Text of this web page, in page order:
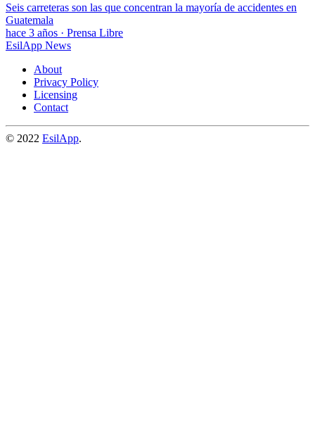
Seis carreteras son las que concentran la mayoría de accidentes en
Guatemala
hace 3 años · Prensa Libre
EsilApp News
About
Privacy Policy
Licensing
Contact
© 2022 EsilApp.